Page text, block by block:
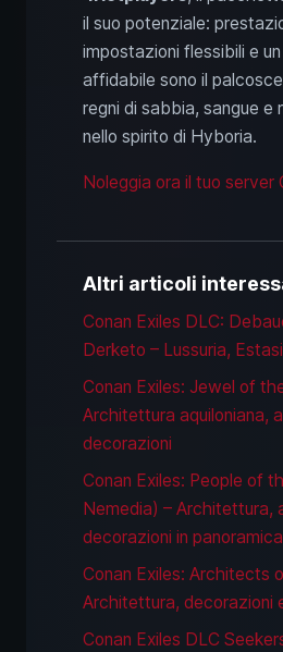
il suo potenziale:
impostazioni flessibili e
affidabile sono il
regni di sabbia, sangue e
nello spirito di Hyboria.
Noleggia ora il tuo server
Altri articoli
Conan Exiles DLC:
Derketo – Lussuria,
Conan Exiles: Jewel of
Architettura aquiloniana,
decorazioni
Conan Exiles: People of
Nemedia) – Architettura,
decorazioni in panoramica
Conan Exiles: Architects
Architettura, decorazioni
Conan Exiles DLC